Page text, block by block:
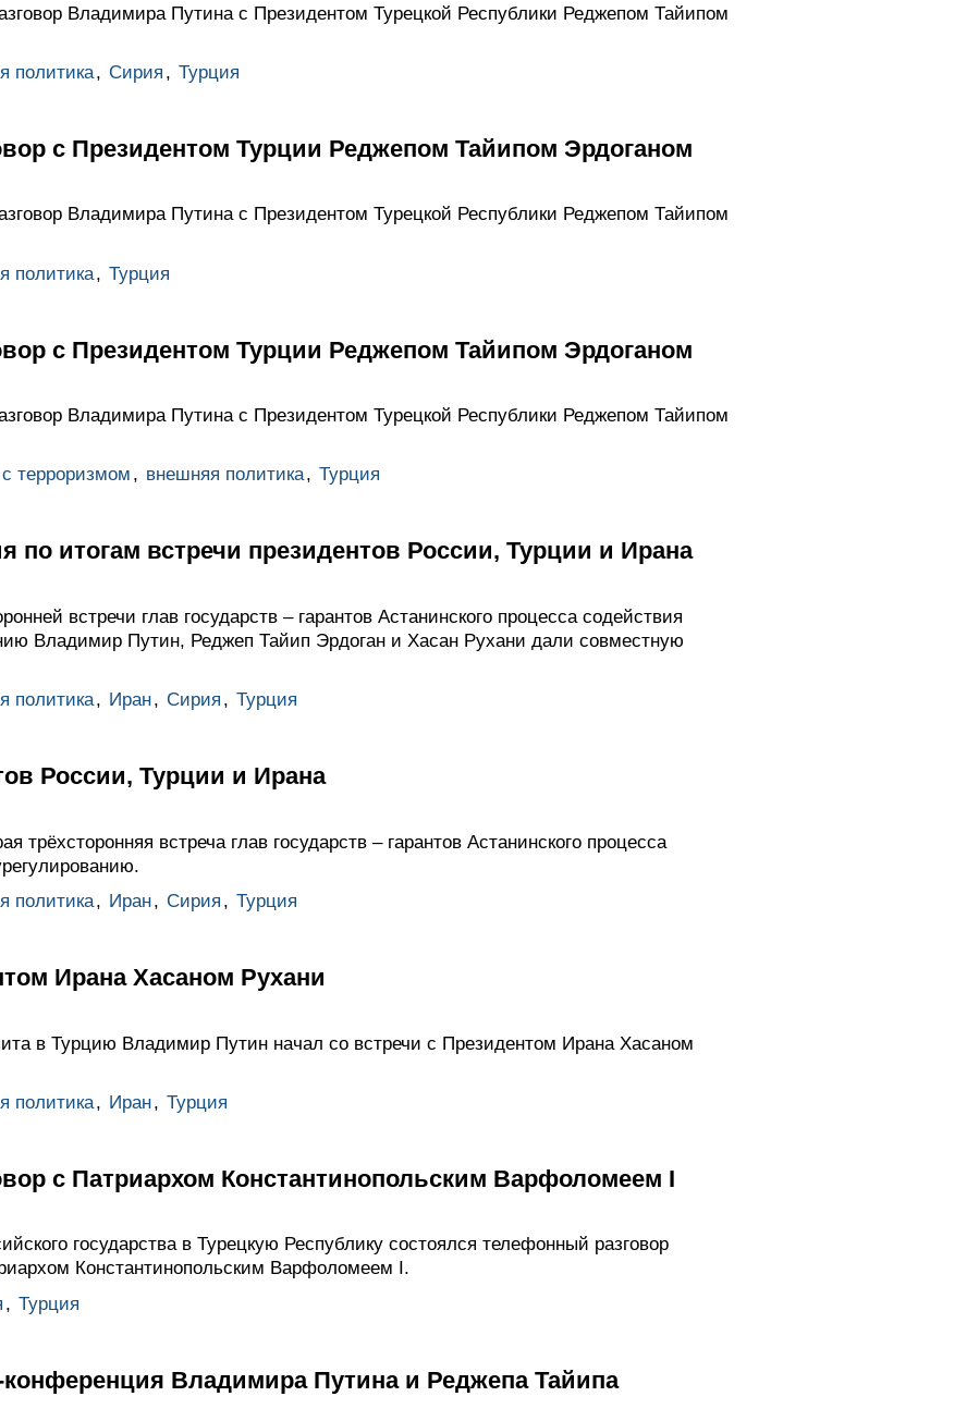
Владимира Путина с Президентом Турецкой Республики Реджепом Тайипом
политика, Сирия , Турция
с Президентом Турции Реджепом Тайипом Эрдоганом
Владимира Путина с Президентом Турецкой Республики Реджепом Тайипом
политика, Турция
с Президентом Турции Реджепом Тайипом Эрдоганом
Владимира Путина с Президентом Турецкой Республики Реджепом Тайипом
терроризмом , внешняя политика, Турция
по итогам встречи президентов России, Турции и Ирана
встречи глав государств – гарантов Астанинского процесса содействия
Владимир Путин, Реджеп Тайип Эрдоган и Хасан Рухани дали совместную
политика, Иран, Сирия , Турция
России, Турции и Ирана
трёхсторонняя встреча глав государств – гарантов Астанинского процесса
политика, Иран, Сирия , Турция
Ирана Хасаном Рухани
в Турцию Владимир Путин начал со встречи с Президентом Ирана Хасаном
политика, Иран, Турция
с Патриархом Константинопольским Варфоломеем I
государства в Турецкую Республику состоялся телефонный разговор
Константинопольским Варфоломеем I.
, Турция
конференция Владимира Путина и Реджепа Тайипа